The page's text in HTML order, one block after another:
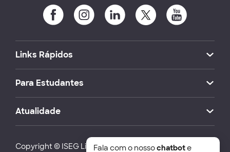
Links Rápidos
Para Estudantes
Atualidade
Copyright © ISEG Lisbon School of Economics and
Fala com o nossochatbote